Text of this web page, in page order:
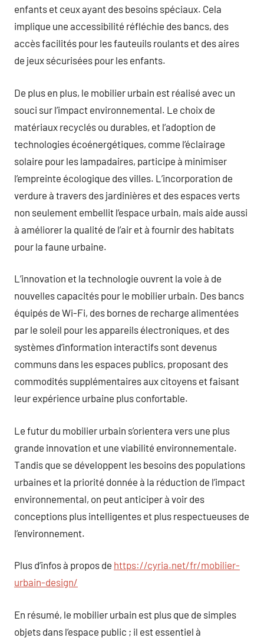
enfants et ceux ayant des besoins spéciaux. Cela
implique une accessibilité réfléchie des bancs, des
accès facilités pour les fauteuils roulants et des aires
de jeux sécurisées pour les enfants.
De plus en plus, le mobilier urbain est réalisé avec un
souci sur l’impact environnemental. Le choix de
matériaux recyclés ou durables, et l’adoption de
technologies écoénergétiques, comme l’éclairage
solaire pour les lampadaires, participe à minimiser
l’empreinte écologique des villes. L’incorporation de
verdure à travers des jardinières et des espaces verts
non seulement embellit l’espace urbain, mais aide aussi
à améliorer la qualité de l’air et à fournir des habitats
pour la faune urbaine.
L’innovation et la technologie ouvrent la voie à de
nouvelles capacités pour le mobilier urbain. Des bancs
équipés de Wi-Fi, des bornes de recharge alimentées
par le soleil pour les appareils électroniques, et des
systèmes d’information interactifs sont devenus
communs dans les espaces publics, proposant des
commodités supplémentaires aux citoyens et faisant
leur expérience urbaine plus confortable.
Le futur du mobilier urbain s’orientera vers une plus
grande innovation et une viabilité environnementale.
Tandis que se développent les besoins des populations
urbaines et la priorité donnée à la réduction de l’impact
environnemental, on peut anticiper à voir des
conceptions plus intelligentes et plus respectueuses de
l’environnement.
Plus d’infos à propos de https://cyria.net/fr/mobilier-
urbain-design/
En résumé, le mobilier urbain est plus que de simples
objets dans l’espace public ; il est essentiel à